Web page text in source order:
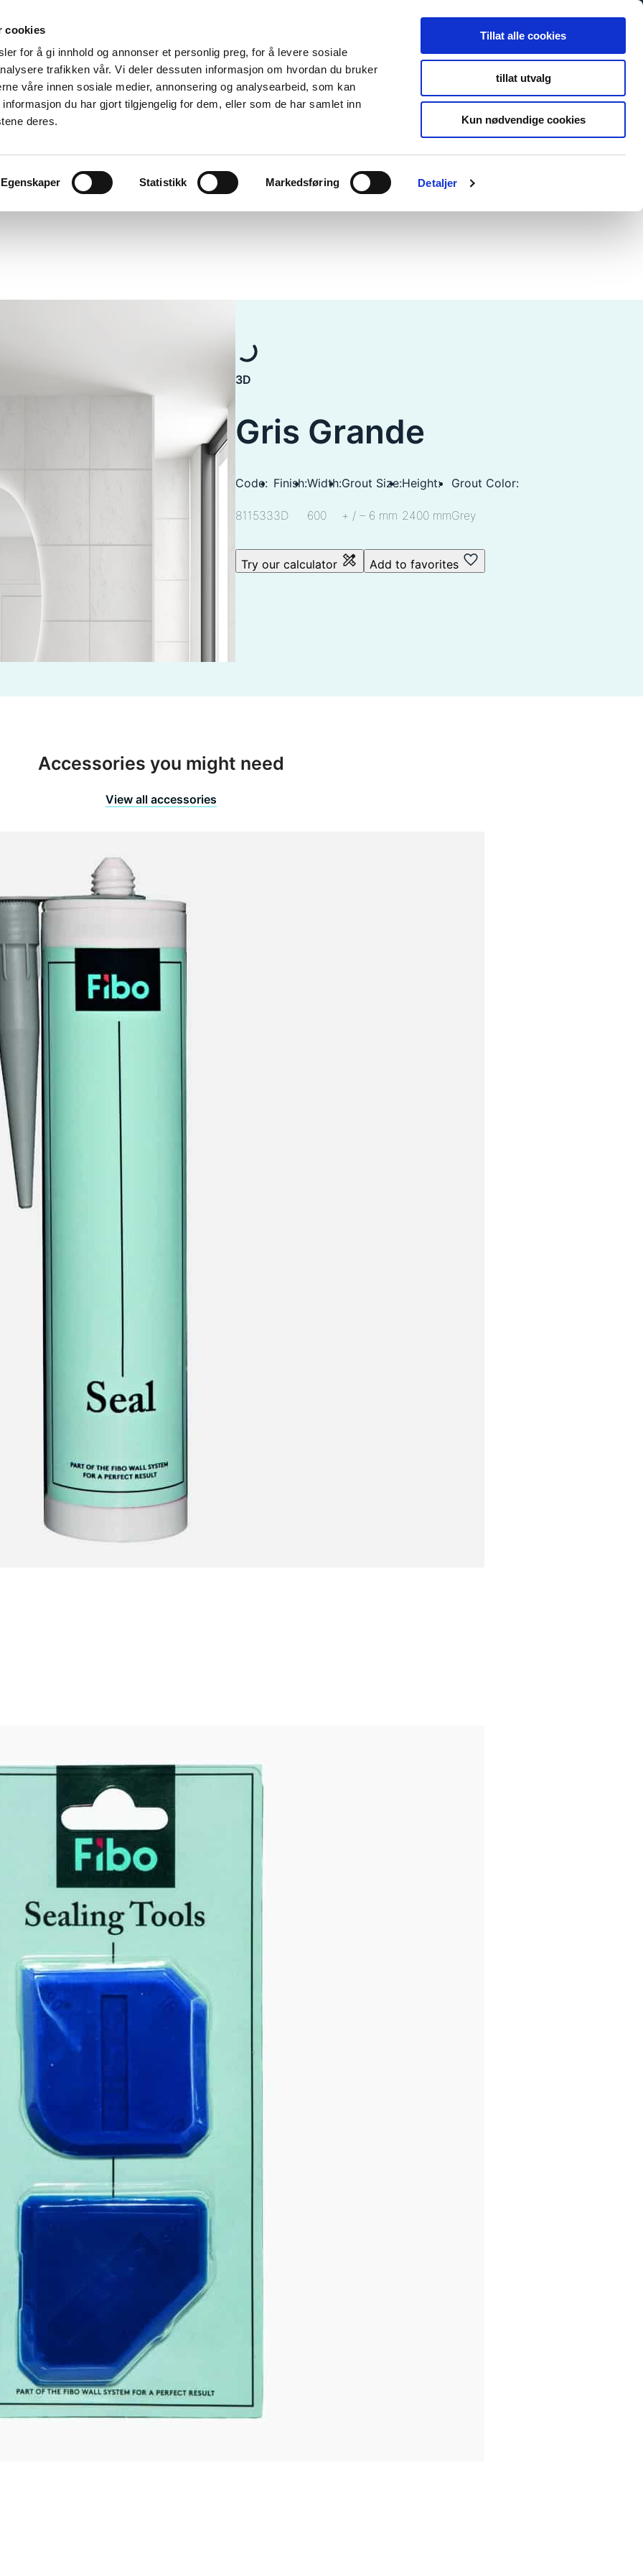
cookies
for å gi innhold og annonser et personlig preg, for å levere sosiale
trafikken vår. Vi deler dessuten informasjon om hvordan du bruker
våre innen sosiale medier, annonsering og analysearbeid, som kan
du har gjort tilgjengelig for dem, eller som de har samlet inn
deres.
Egenskaper Statistikk Markedsføring Detaljer
Tillat alle cookies
tillat utvalg
Kun nødvendige cookies
3D
Gris Grande
Code:
811533
Finish:
3D
Width:
600
Grout Size:
+ / – 6 mm
Height:
2400 mm
Grout Color:
Grey
Try our calculator Add to favorites
Accessories you might need
View all accessories